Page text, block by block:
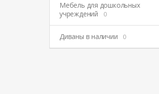
Мебель для дошкольных
учреждений
0
Диваны в наличии 0